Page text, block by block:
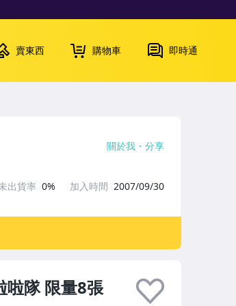
賣東西 購物車 即時通
隊 限量8張
關於我 分享
出貨率 0% 加入時間 2007/09/30